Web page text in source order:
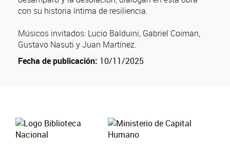
con su historia íntima de resiliencia.
Músicos invitados: Lucio Balduini, Gabriel Coiman,
Gustavo Nasuti y Juan Martínez.
Fecha de publicación: 10/11/2025